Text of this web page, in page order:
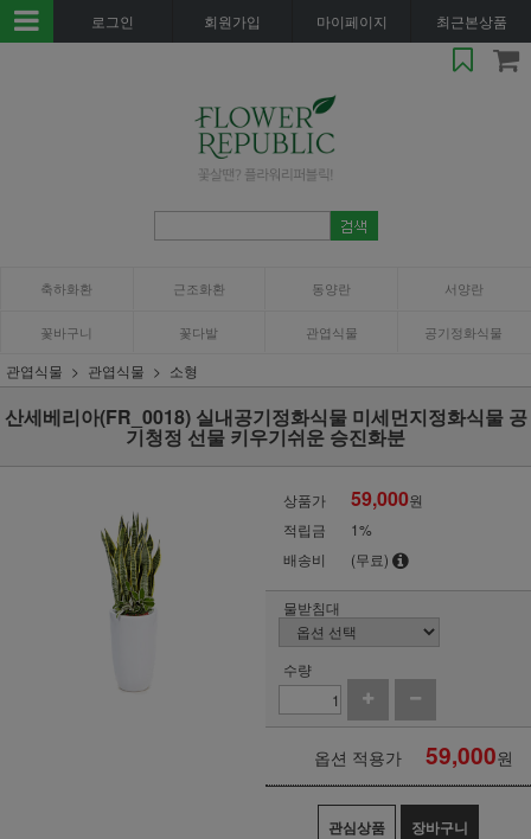
로그인 회원가입 마이페이지 최근본상품
축하화환 근조화환 동양란 서양란
꽃바구니 꽃다발 관엽식물 공기정화식물
관엽식물 관엽식물 소형
산세베리아(FR_0018) 실내공기정화식물 미세먼지정화식물 공
기청정 선물 키우기쉬운 승진화분
상품가 59,000원
적립금
1%
배송비
(무료)
물받침대
수량
옵션 적용가 59,000원
관심상품 장바구니